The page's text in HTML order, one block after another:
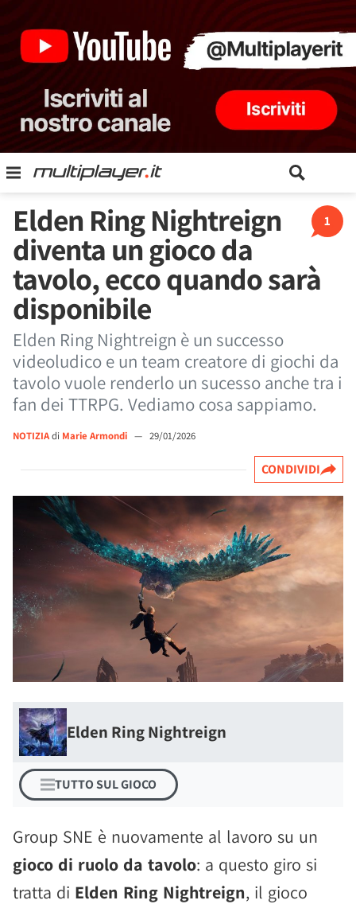
1
Elden Ring Nightreign
diventa un gioco da
tavolo, ecco quando sarà
disponibile
Elden Ring Nightreign è un successo
videoludico e un team creatore di giochi da
tavolo vuole renderlo un sucesso anche tra i
fan dei TTRPG. Vediamo cosa sappiamo.
NOTIZIAdi Marie Armondi — 29/01/2026
CONDIVIDI
Elden Ring Nightreign
TUTTO SUL GIOCO
Group SNE è nuovamente al lavoro su un
gioco di ruolo da tavolo: a questo giro si
tratta di Elden Ring Nightreign, il gioco